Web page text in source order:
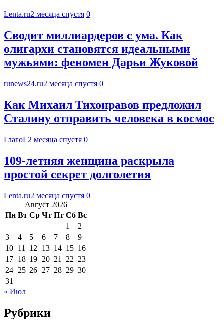
Lenta.ru2 месяца спустя 0
Сводит миллиардеров с ума. Как
олигархи становятся идеальными
мужьями: феномен Дарьи Жуковой
runews24.ru2 месяца спустя 0
Как Михаил Тихонравов предложил
Сталину отправить человека в космос
ГлагоL2 месяца спустя 0
109-летняя женщина раскрыла
простой секрет долголетия
Lenta.ru2 месяца спустя 0
Август 2026
Пн Вт Ср Чт Пт Сб Вс
1
2
3
4 5 6 7 8
9
10 11 12 13 14 15 16
17 18 19 20 21 22 23
24 25 26 27 28 29 30
31
« Июл
Рубрики